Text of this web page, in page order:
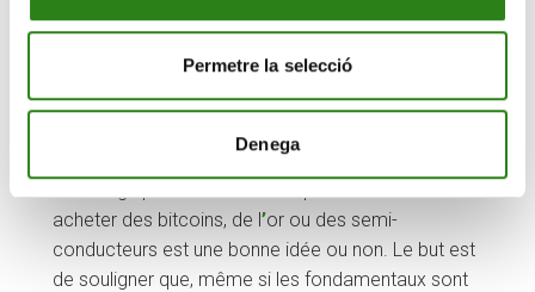
Permetre la selecció
Denega
fut l’or. Aujourd’hui, ce sont les semi-conducteurs
(en Corée du Sud, Hynix a enregistré une hausse de
particuliers locaux). On passe d’une vache à lait à
autre, et ainsi de suite.
acheter des bitcoins, de l’or ou des semi-
conducteurs est une bonne idée ou non. Le but est
de souligner que, même si les fondamentaux sont